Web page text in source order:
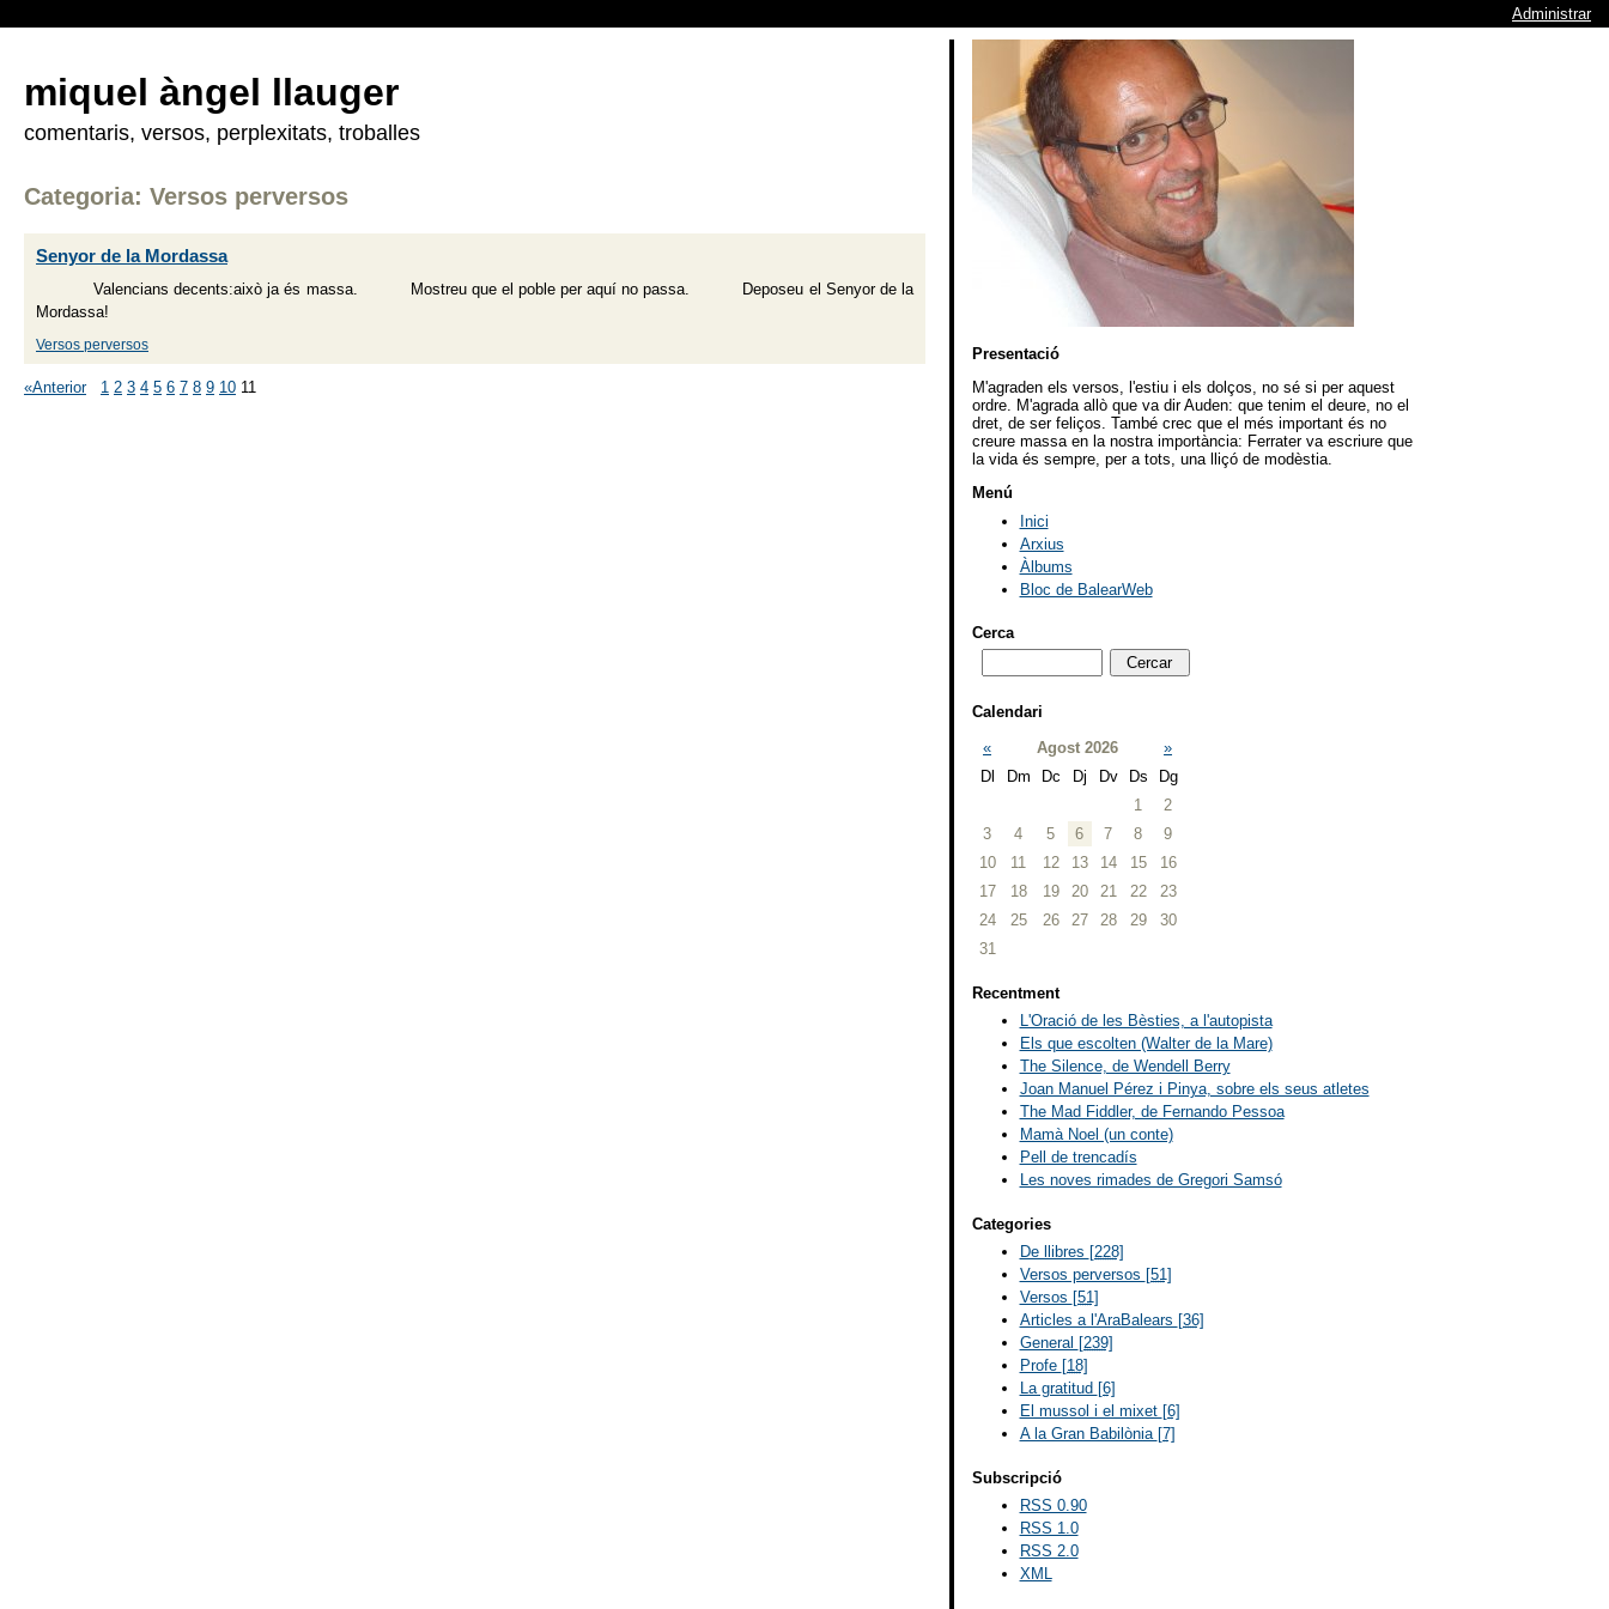
Administrar
miquel àngel llauger
comentaris, versos, perplexitats, troballes
Categoria: Versos perversos
Senyor de la Mordassa
Valencians decents:això ja és massa. Mostreu que el poble per aquí no passa. Deposeu el Senyor de la
Mordassa!
Versos perversos
«Anterior 1 2 3 4 5 6 7 8 9 10 11
Presentació
M'agraden els versos, l'estiu i els dolços, no sé si per aquest
ordre. M'agrada allò que va dir Auden: que tenim el deure, no el
dret, de ser feliços. També crec que el més important és no
creure massa en la nostra importància: Ferrater va escriure que
la vida és sempre, per a tots, una lliçó de modèstia.
Menú
Inici
Arxius
Àlbums
Bloc de BalearWeb
Cerca
Calendari
«
Agost 2026
»
Dl
Dm Dc Dj Dv Ds
Dg
1
2
3
4 5 6 7 8
9
10
11 12 13 14 15
16
17
18 19 20 21 22
23
24
25 26 27 28 29
30
31
Recentment
L'Oració de les Bèsties, a l'autopista
Els que escolten (Walter de la Mare)
The Silence, de Wendell Berry
Joan Manuel Pérez i Pinya, sobre els seus atletes
The Mad Fiddler, de Fernando Pessoa
Mamà Noel (un conte)
Pell de trencadís
Les noves rimades de Gregori Samsó
Categories
De llibres [228]
Versos perversos [51]
Versos [51]
Articles a l'AraBalears [36]
General [239]
Profe [18]
La gratitud [6]
El mussol i el mixet [6]
A la Gran Babilònia [7]
Subscripció
RSS 0.90
RSS 1.0
RSS 2.0
XML